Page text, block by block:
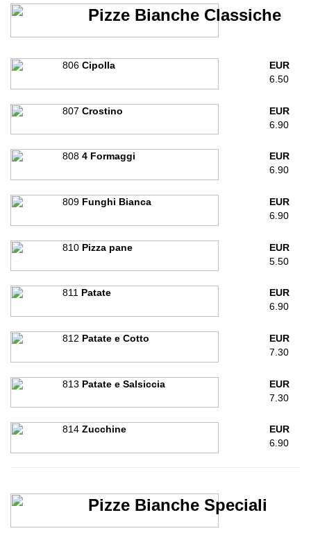
Pizze Bianche Classiche
806 Cipolla
EUR
6.50
807 Crostino
EUR
6.90
808 4 Formaggi
EUR
6.90
809 Funghi Bianca
EUR
6.90
810 Pizza pane
EUR
5.50
811 Patate
EUR
6.90
812 Patate e Cotto
EUR
7.30
813 Patate e Salsiccia
EUR
7.30
814 Zucchine
EUR
6.90
Pizze Bianche Speciali